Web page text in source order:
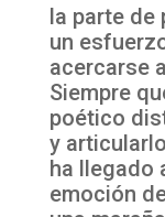
la parte de
un
acercarse
Siempre
poético
y
ha llegado
emoción